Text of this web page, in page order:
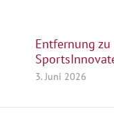
Entfernung
3. Juni 2026